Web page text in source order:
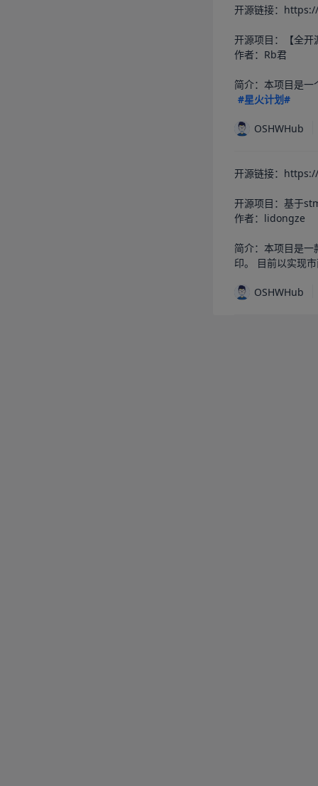
开源链接：
开源项目：【全开
作者：Rb君
#星火计划#
OSHWHub
开源链接：
开源项目：基于
作者：lidongze
简介：本项目是
印。 目前以实
OSHWHub